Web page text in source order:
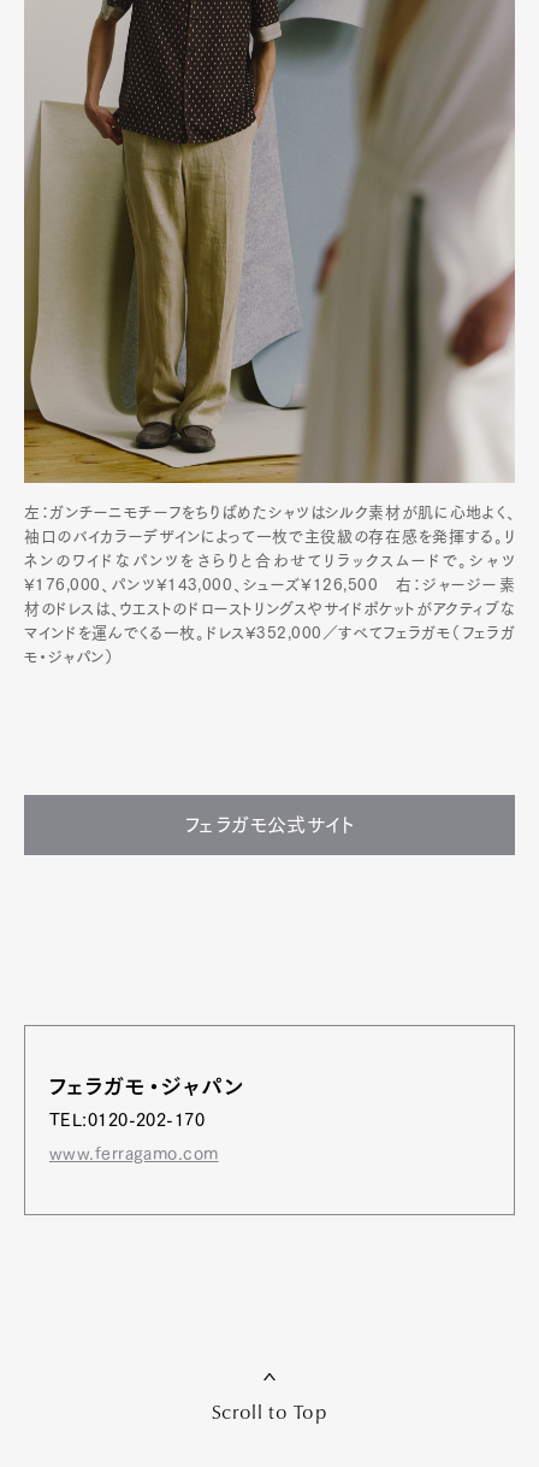
左：ガンチーニモチーフをちりばめたシャツはシルク素材が肌に心地よく、
袖口のバイカラーデザインによって一枚で主役級の存在感を発揮する。リ
ネンのワイドなパンツをさらりと合わせてリラックスムードで。シャツ
¥176,000、パンツ¥143,000、シューズ¥126,500 右：ジャージー素
材のドレスは、ウエストのドローストリングスやサイドポケットがアクティブな
マインドを運んでくる一枚。ドレス¥352,000／すべてフェラガモ（フェラガ
モ・ジャパン）
フェラガモ公式サイト
フェラガモ・ジャパン
TEL:0120-202-170
www.ferragamo.com
Scroll to Top